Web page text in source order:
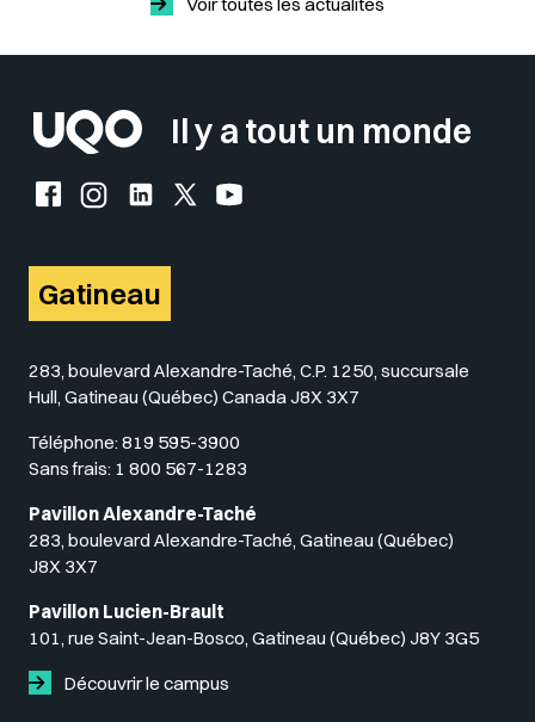
Il y a tout un monde
Facebook de l'UQO
Instagram de l'UQO
LinkedIn de l'UQO
X (Twitter) de l'UQO
YouTube de l'UQO
Gatineau
283, boulevard Alexandre-Taché, C.P. 1250, succursale
Hull, Gatineau (Québec) Canada J8X 3X7
Téléphone: 819 595-3900
Sans frais: 1 800 567-1283
Pavillon Alexandre-Taché
283, boulevard Alexandre-Taché, Gatineau (Québec)
J8X 3X7
Pavillon Lucien-Brault
101, rue Saint-Jean-Bosco, Gatineau (Québec) J8Y 3G5
Découvrir le campus